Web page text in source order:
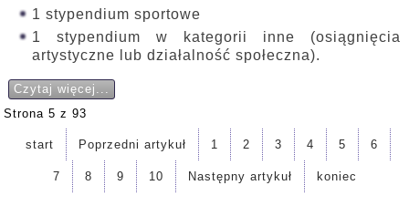
1 stypendium sportowe
1 stypendium w kategorii inne (osiągnięcia
artystyczne lub działalność społeczna).
Czytaj więcej...
Strona 5 z 93
start Poprzedni artykuł 1 2 3 4 5 6
7 8 9 10 Następny artykuł koniec